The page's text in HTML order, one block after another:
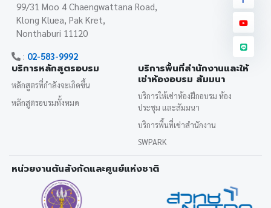
99/31 Moo 4 Chaengwattana Road,
Klong Kluea, Pak Kret,
Nonthaburi 11120
: 02-583-9992
บริการหลักสูตรอบรม
หลักสูตรที่กำลังจะเกิดขึ้น
หลักสูตรอบรมทั้งหมด
บริการพื้นที่สำนักงานและให้
เช่าห้องอบรม สัมมนา
บริการให้เช่าห้องฝึกอบรม ห้อง
ประชุม และสัมมนา
บริการพื้นที่เช่าสำนักงาน
SWPARK
หน่วยงานต้นสังกัดและศูนย์แห่งชาติ